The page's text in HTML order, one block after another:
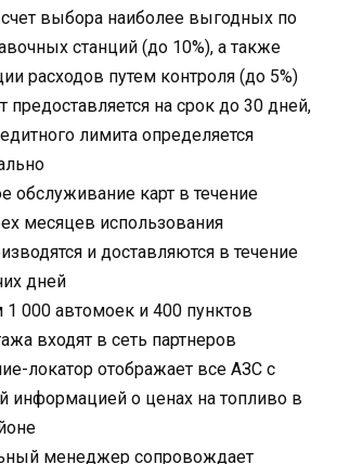
выбора наиболее выгодных по
станций (до 10%), а также
расходов путем контроля (до 5%)
предоставляется на срок до 30 дней,
лимита определяется
обслуживание карт в течение
месяцев использования
и доставляются в течение
дней
000 автомоек и 400 пунктов
входят в сеть партнеров
локатор отображает все АЗС с
информацией о ценах на топливо в
менеджер сопровождает